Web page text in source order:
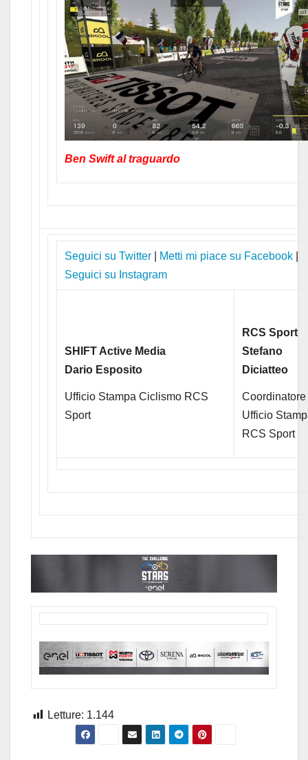
Ben Swift al traguardo
Seguici su Twitter| Metti mi piace su Facebook|
Seguici su Instagram
SHIFT Active Media
Dario Esposito
Ufficio Stampa Ciclismo RCS
Sport
RCS Sport
Stefano
Diciatteo
Coordinatore
Ufficio
RCS Sport
Letture: 1.144